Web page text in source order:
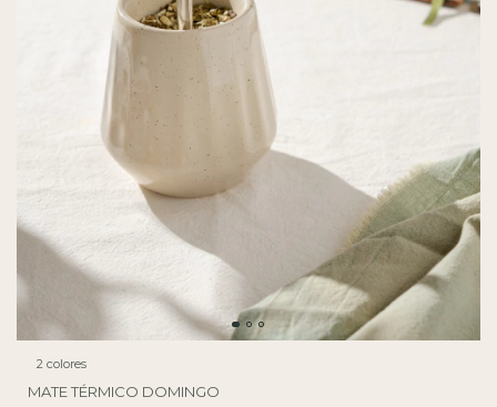
2 colores
MATE TÉRMICO DOMINGO